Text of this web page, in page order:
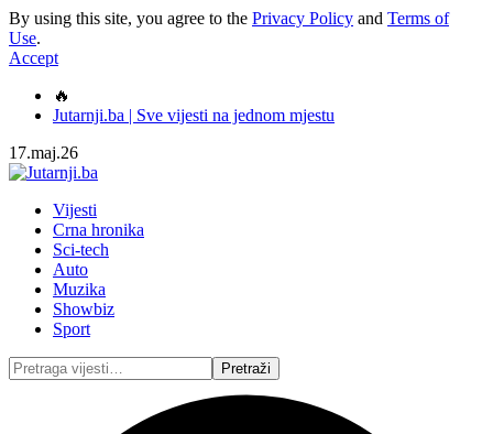
By using this site, you agree to the Privacy Policy and Terms of
Use.
Accept
🔥
Jutarnji.ba | Sve vijesti na jednom mjestu
17.maj.26
Vijesti
Crna hronika
Sci-tech
Auto
Muzika
Showbiz
Sport